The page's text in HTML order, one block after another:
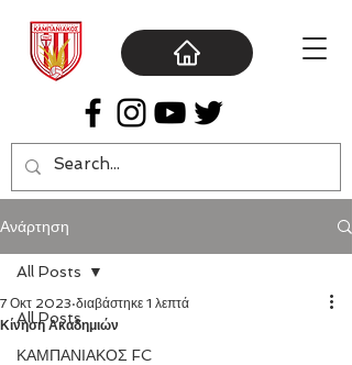
Ανάρτηση
All Posts
ΚΑΜΠΑΝΙΑΚΟΣ FC
All Posts
Κίνηση Ακαδημιών
7 Οκτ 2023 διαβάστηκε 1 λεπτά